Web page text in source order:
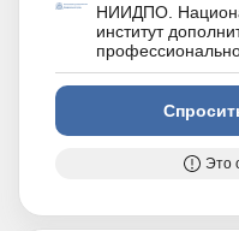
НИИДПО.
институт
Это